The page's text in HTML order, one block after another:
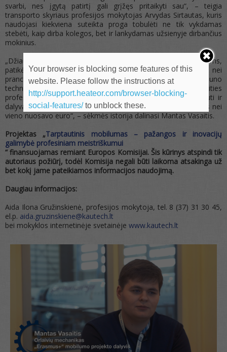
svarbi, nes įgytą patirtį gali grįžęs pritaikyti sau“, – teigia
transporto skyriaus profesijos mokytojas Arvydas Sirtautas, kuris
naudojasi kiekviena suteikta proga tobulėti ne tik vykdamas
stebėti, kaip dirba kolegos, bet ir lankydamas užsienyje dirbančius
mokinius.
„Džiaugiuosi gavęs progą išvykti, todėl dėkoju mokytojams,
patikėjusiems manimi. Mano žinios nebuvo prastesnės nei
prancūzų, drąsiai su jais varžiausi, todėl žinau, kad Kauno
technikos profesinio mokymo centre dirba savo srities
profesionalai, todėl visus kviečiu čia mokytis, o vėliau keliauti ir
dalyvauti. „Erasmus+“ programa tai leidžia padaryti neišleidus nei
vieno nuosavo euro“, – sėkmės istorija dalinasi Mantas Vasaitis.
Projektas „Tarptautinis mobilumas – pažangos ir inovacijų
galimybė profesiniam meistriškumui
“ finansuojamas remiant Europos Komisijai. Šis kūrinys atspindi tik
autoriaus požiūrį, todėl Komisija negali būti laikoma atsakinga už
bet kokį jame pateikiamos informacijos naudojimą.
Daugiau informacijos:
Aida Ilona Gružinskienė, profesijos mokytoja, tel. 8 (37) 31 30 45,
el.p. aida.gruzinskiene@kautech.lt
bei mokyklos internetinėje svetainėje www.kautech.lt
Your browser is blocking some features of this
website. Please follow the instructions at
http://support.heateor.com/browser-blocking-
social-features/to unblock these.